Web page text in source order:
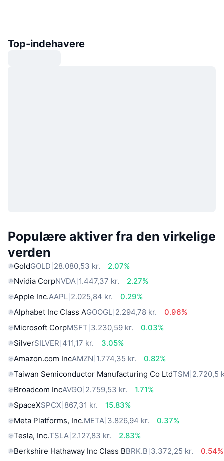
Top-indehavere
Populære aktiver fra den virkelige
verden
GoldGOLD 28.080,53 kr.
2.07%
Nvidia CorpNVDA 1.447,37 kr.
2.27%
Apple Inc.AAPL 2.025,84 kr.
0.29%
Alphabet Inc Class AGOOGL 2.294,78 kr.
0.96%
Microsoft CorpMSFT 3.230,59 kr.
0.03%
SilverSILVER 411,17 kr.
3.05%
Amazon.com IncAMZN 1.774,35 kr.
0.82%
Taiwan Semiconductor Manufacturing Co LtdTSM 2.720,5
Broadcom IncAVGO 2.759,53 kr.
1.71%
SpaceXSPCX 867,31 kr.
15.83%
Meta Platforms, Inc.META 3.826,94 kr.
0.37%
Tesla, Inc.TSLA 2.127,83 kr.
2.83%
Berkshire Hathaway Inc Class BBRK.B 3.372,25 kr.
0.54%